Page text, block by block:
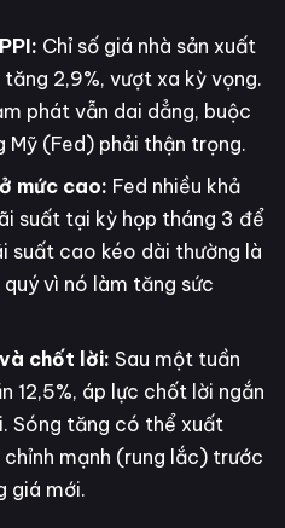
Chỉ số giá nhà sản xuất
tăng 2,9%, vượt xa kỳ vọng.
phát vẫn dai dẳng, buộc
Mỹ (Fed) phải thận trọng.
mức cao: Fed nhiều khả
suất tại kỳ họp tháng 3 để
suất cao kéo dài thường là
vì nó làm tăng sức
chốt lời: Sau một tuần
12,5%, áp lực chốt lời ngắn
Sóng tăng có thể xuất
chỉnh mạnh (rung lắc) trước
giá mới.